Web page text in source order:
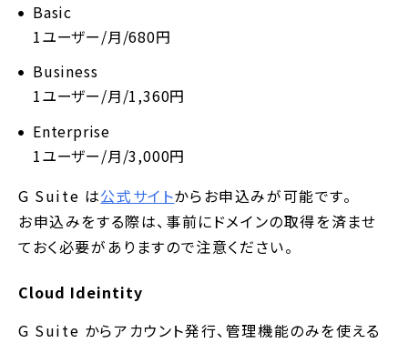
Basic
1ユーザー/月/680円
Business
1ユーザー/月/1,360円
Enterprise
1ユーザー/月/3,000円
G Suite は公式サイトからお申込みが可能です。
お申込みをする際は、事前にドメインの取得を済ませ
ておく必要がありますので注意ください。
Cloud Ideintity
G Suite からアカウント発行、管理機能のみを使える